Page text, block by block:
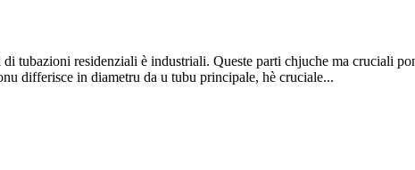
tubazioni residenziali è industriali. Queste parti chjuche ma cruciali
differisce in diametru da u tubu principale, hè cruciale...